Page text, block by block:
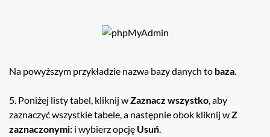
Na powyższym przykładzie nazwa bazy danych to baza.
5. Poniżej listy tabel, kliknij wZaznacz wszystko, aby
zaznaczyć wszystkie tabele, a następnie obok kliknij wZ
zaznaczonymi: i wybierz opcję Usuń.